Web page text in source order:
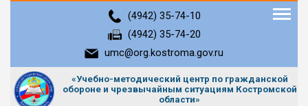
(4942) 35-74-10
(4942) 35-74-20
umc@org.kostroma.gov.ru
«Учебно-методический центр по гражданской
обороне и чрезвычайным ситуациям Костромской
области»